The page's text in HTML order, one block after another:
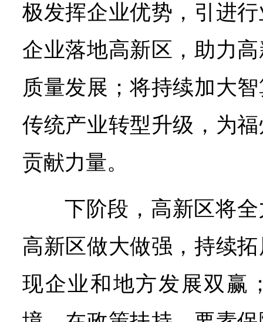
极发挥企业优势，引进
企业落地高新区，助力
质量发展；将持续加大
传统产业转型升级，为
贡献力量。
下阶段，高新区将
高新区做大做强，持续
现企业和地方发展双赢